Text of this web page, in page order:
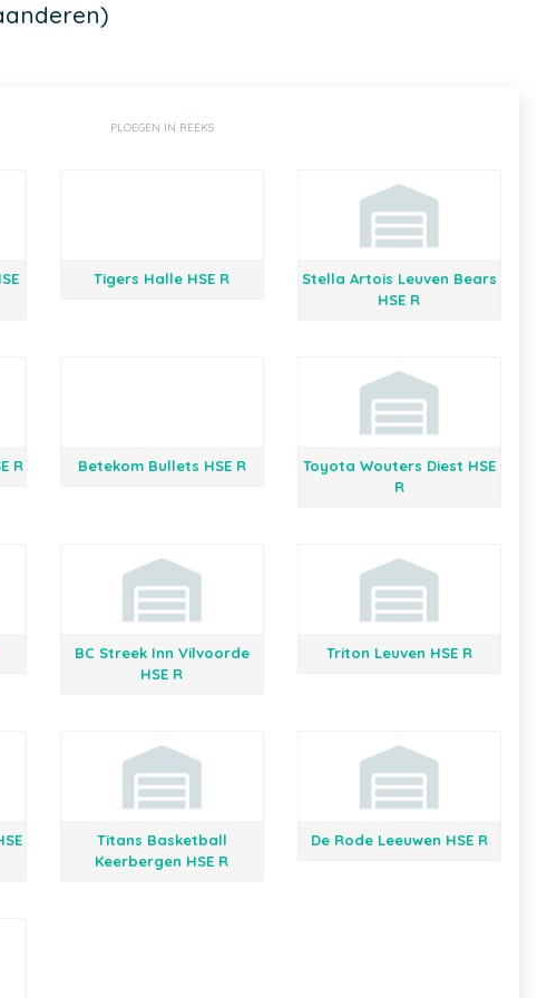
PLOEGEN IN REEKS
Tigers Halle HSE R
Stella Artois Leuven Bears
HSE R
R Betekom Bullets HSE R
Toyota Wouters Diest HSE
R
BC Streek Inn Vilvoorde
HSE R
Triton Leuven HSE R
Titans Basketball
Keerbergen HSE R
De Rode Leeuwen HSE R